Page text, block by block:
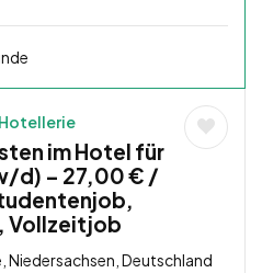
im Hotel für
d) – 27,00 € /
Vollzeitjob
Niedersachsen, Deutschland